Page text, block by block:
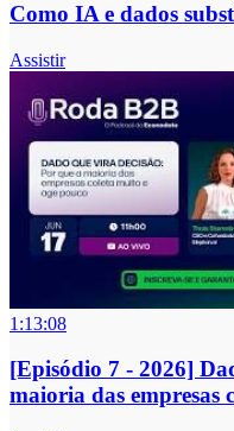
Como IA e dados
Assistir
1:13:08
[Episódio 7 - 2026]
maioria das empresas